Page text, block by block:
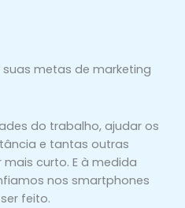
metas de marketing
do trabalho, ajudar os
e tantas outras
curto. E à medida
nos smartphones
feito.